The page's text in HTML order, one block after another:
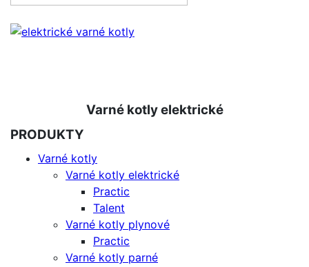
Varné kotly elektrické
PRODUKTY
Varné kotly
Varné kotly elektrické
Practic
Talent
Varné kotly plynové
Practic
Varné kotly parné